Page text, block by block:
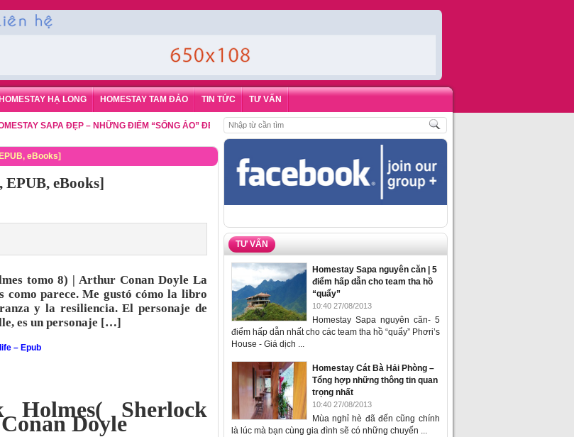
HOMESTAY HẠ LONG HOMESTAY TAM ĐẢO TIN TỨC TƯ VẤN
SAPA ĐẸP – NHỮNG ĐIỂM “SỐNG ẢO” ĐẸP NHẤT CHO DU KHÁCH ĐẶT PHÒNG HOMESTAY BIỂN HẠ LONG – 5 ĐỊA ĐIỂM ĐƯỢC LÒNG
eBooks]
EPUB, eBooks]
tomo 8) | Arthur Conan Doyle La
como parece. Me gustó cómo la libro
y la resiliencia. El personaje de
es un personaje […]
– Epub
Holmes( Sherlock
Doyle
TƯ VẤN
Homestay Sapa nguyên căn | 5
điểm hấp dẫn cho team tha hồ
“quẩy”
10:40 27/08/2013
Homestay Sapa nguyên căn- 5
điểm hấp dẫn nhất cho các team tha hồ “quẩy” Phơri’s
House - Giá dịch ...
Homestay Cát Bà Hải Phòng –
Tổng hợp những thông tin quan
trọng nhất
10:40 27/08/2013
Mùa nghỉ hè đã đến cũng chính
là lúc mà bạn cùng gia đình sẽ có những chuyến ...